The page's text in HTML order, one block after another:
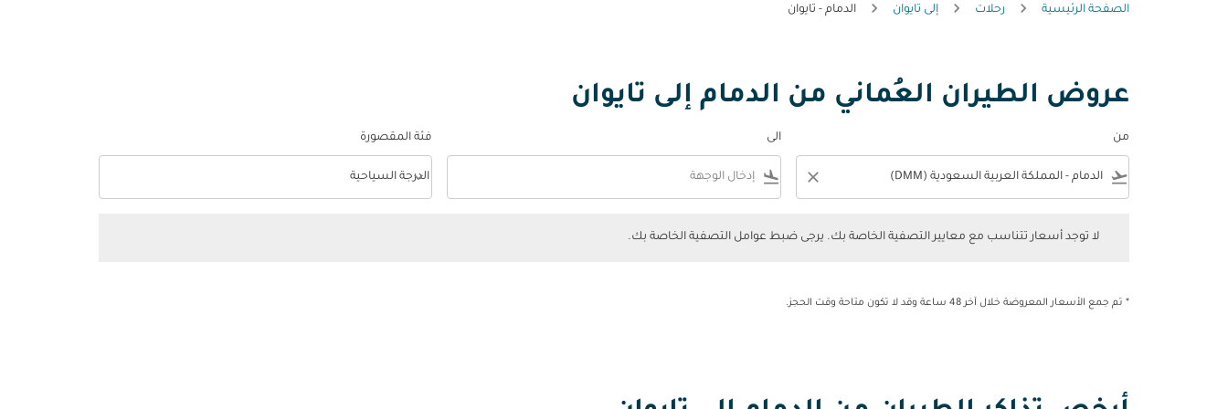
الصفحة الرئيسية رحلات إلى تايوان الدمام - تايوان
عروض الطيران العُماني من الدمام إلى تايوان
من
flight_takeoff
close
الى
flight_land
فئة المقصورة
فئة المقصورة option الدرجة السياحية Selected
الدرجة السياحية
keyboard_arrow_down
لا توجد أسعار تتناسب مع معايير التصفية الخاصة بك. يرجى ضبط عوامل التصفية الخاصة بك.
* تم جمع الأسعار المعروضة خلال آخر 48 ساعة وقد لا تكون متاحة وقت الحجز.